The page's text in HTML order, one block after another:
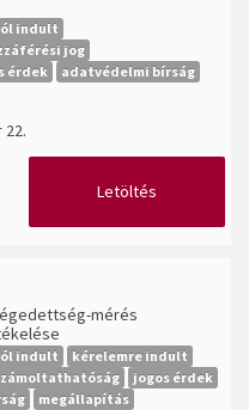
indult
jog
érdek
adatvédelmi bírság
Letöltés
mérés
indult
kérelemre indult
jogos érdek
megállapítás